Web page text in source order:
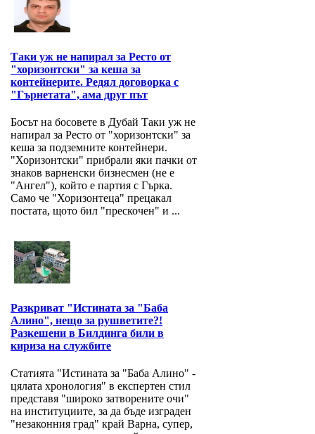
Таки уж не напирал за Ресто от
"хоризонтски" за кеша за
контейнерите. Редял договорка с
"Гърнетата", ама друг път
Босът на босовете в Дубай Таки уж не
напирал за Ресто от "хоризонтски" за
кеша за подземните контейнери.
"Хоризонтски" прибрали яки пачки от
знаков варненски бизнесмен (не е
"Ангел"), който е партия с Гърка.
Само че "Хоризонтеца" прецакал
постата, щото бил "прескочен" и ...
Разкриват "Истината за "Баба
Алино", нещо за рушветите?!
Разкешени в Билдинга били в
кириза на службите
Статията "Истината за "Баба Алино" -
цялата хронология" в експертен стил
представя "широко затворените очи"
на институциите, за да бъде изграден
"незаконния град" край Варна, супер,